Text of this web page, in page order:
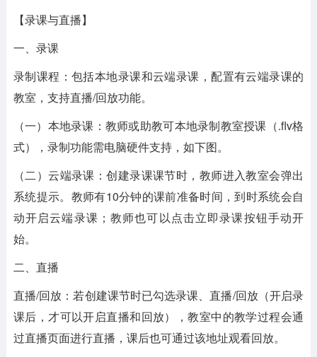
【录课与直播】
一、录课
录制课程：包括本地录课和云端录课，配置有云端录课的
教室，支持直播/回放功能。
（一）本地录课：教师或助教可本地录制教室授课（.flv格
式），录制功能需电脑硬件支持，如下图。
（二）云端录课：创建录课课节时，教师进入教室会弹出
系统提示。教师有10分钟的课前准备时间，到时系统会自
动开启云端录课；教师也可以点击立即录课按钮手动开
始。
二、直播
直播/回放：若创建课节时已勾选录课、直播/回放（开启录
课后，才可以开启直播和回放），教室中的教学过程会通
过直播页面进行直播，课后也可通过该地址观看回放。